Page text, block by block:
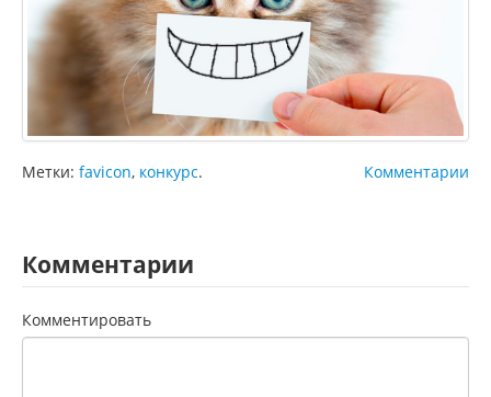
Комментарии
Метки: favicon, конкурс.
Комментарии
Комментировать